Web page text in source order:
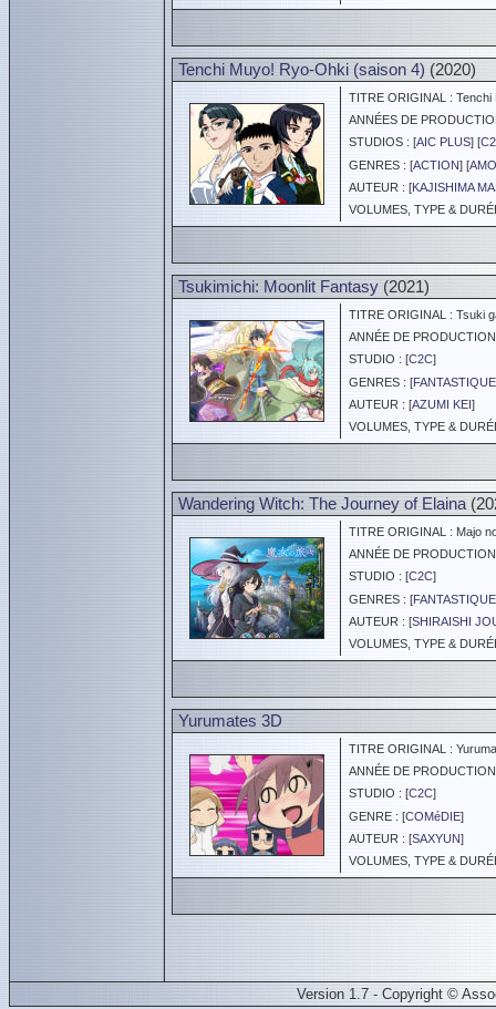
Tenchi Muyo! Ryo-Ohki (saison 4) (2020)
TITRE ORIGINAL :
ANNÉES DE
STUDIOS : [AIC PLUS] [
GENRES : [ACTION] [
AUTEUR : [KAJISHIMA
VOLUMES, TYPE &
Tsukimichi: Moonlit Fantasy (2021)
TITRE ORIGINAL : Tsuki
ANNÉE DE
STUDIO : [C2C]
GENRES : [
AUTEUR : [AZUMI KEI]
VOLUMES, TYPE &
Wandering Witch: The Journey of Elaina
TITRE ORIGINAL : Majo
ANNÉE DE
STUDIO : [C2C]
GENRES : [
AUTEUR : [SHIRAISHI
VOLUMES, TYPE &
Yurumates 3D
TITRE ORIGINAL :
ANNÉE DE
STUDIO : [C2C]
GENRE : [COMéDIE]
AUTEUR : [SAXYUN]
VOLUMES, TYPE &
Version 1.7 - Copyright ©